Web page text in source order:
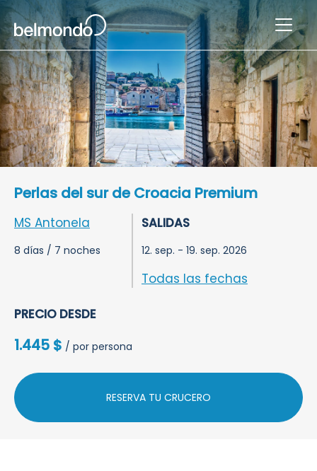
Perlas del sur de Croacia Premium
MS Antonela
8 días / 7 noches
SALIDAS
12. sep. - 19. sep. 2026
Todas las fechas
PRECIO DESDE
1.445 $ / por persona
RESERVA TU CRUCERO